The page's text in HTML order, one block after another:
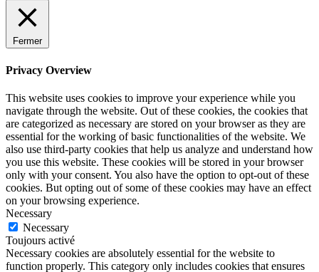
Fermer
Privacy Overview
This website uses cookies to improve your experience while you
navigate through the website. Out of these cookies, the cookies that
are categorized as necessary are stored on your browser as they are
essential for the working of basic functionalities of the website. We
also use third-party cookies that help us analyze and understand how
you use this website. These cookies will be stored in your browser
only with your consent. You also have the option to opt-out of these
cookies. But opting out of some of these cookies may have an effect
on your browsing experience.
Necessary
Necessary
Toujours activé
Necessary cookies are absolutely essential for the website to
function properly. This category only includes cookies that ensures